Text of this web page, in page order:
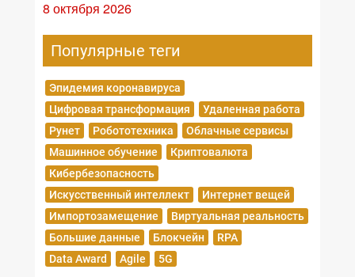
8 октября 2026
Популярные теги
Эпидемия коронавируса
Цифровая трансформация
Удаленная работа
Рунет
Робототехника
Облачные сервисы
Машинное обучение
Криптовалюта
Кибербезопасность
Искусственный интеллект
Интернет вещей
Импортозамещение
Виртуальная реальность
Большие данные
Блокчейн
RPA
Data Award
Agile 5G